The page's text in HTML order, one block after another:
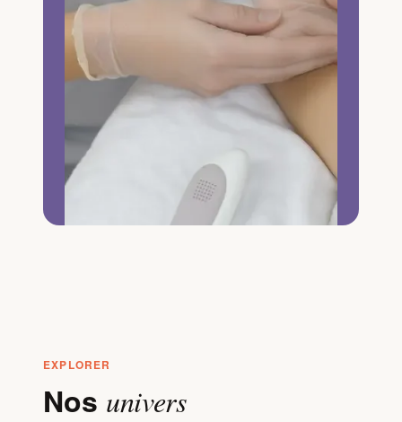
EXPLORER
Nos univers